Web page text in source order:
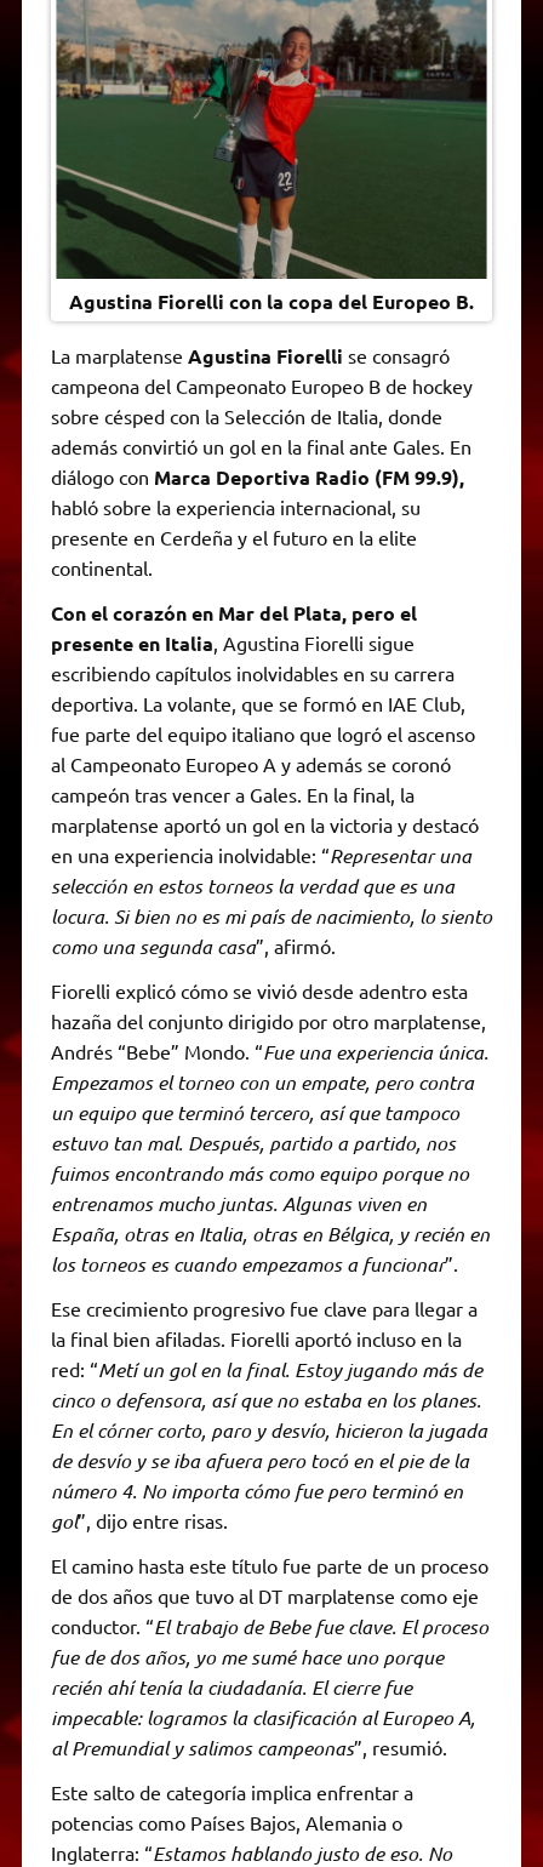
t
s
A
p
p
g
r
a
m
t
t
e
r
e
b
o
o
k
s
e
n
g
e
r
y
i
n
k
i
n
t
F
r
i
e
n
d
l
y
Agustina Fiorelli con la copa del Europeo B.
La marplatense Agustina Fiorelli se consagró
campeona del Campeonato Europeo B de hockey
sobre césped con la Selección de Italia, donde
además convirtió un gol en la final ante Gales. En
diálogo con Marca Deportiva Radio (FM 99.9),
habló sobre la experiencia internacional, su
presente en Cerdeña y el futuro en la elite
continental.
Con el corazón en Mar del Plata, pero el
presente en Italia , Agustina Fiorelli sigue
escribiendo capítulos inolvidables en su carrera
deportiva. La volante, que se formó en IAE Club,
fue parte del equipo italiano que logró el ascenso
al Campeonato Europeo A y además se coronó
campeón tras vencer a Gales. En la final, la
marplatense aportó un gol en la victoria y destacó
en una experiencia inolvidable: “Representar una
selección en estos torneos la verdad que es una
locura. Si bien no es mi país de nacimiento, lo siento
como una segunda casa”, afirmó.
Fiorelli explicó cómo se vivió desde adentro esta
hazaña del conjunto dirigido por otro marplatense,
Andrés “Bebe” Mondo. “Fue una experiencia única.
Empezamos el torneo con un empate, pero contra
un equipo que terminó tercero, así que tampoco
estuvo tan mal. Después, partido a partido, nos
fuimos encontrando más como equipo porque no
entrenamos mucho juntas. Algunas viven en
España, otras en Italia, otras en Bélgica, y recién en
los torneos es cuando empezamos a funcionar”.
Ese crecimiento progresivo fue clave para llegar a
la final bien afiladas. Fiorelli aportó incluso en la
red: “Metí un gol en la final. Estoy jugando más de
cinco o defensora, así que no estaba en los planes.
En el córner corto, paro y desvío, hicieron la jugada
de desvío y se iba afuera pero tocó en el pie de la
número 4. No importa cómo fue pero terminó en
gol”, dijo entre risas.
El camino hasta este título fue parte de un proceso
de dos años que tuvo al DT marplatense como eje
conductor. “El trabajo de Bebe fue clave. El proceso
fue de dos años, yo me sumé hace uno porque
recién ahí tenía la ciudadanía. El cierre fue
impecable: logramos la clasificación al Europeo A,
al Premundial y salimos campeonas”, resumió.
Este salto de categoría implica enfrentar a
potencias como Países Bajos, Alemania o
Inglaterra: “Estamos hablando justo de eso. No